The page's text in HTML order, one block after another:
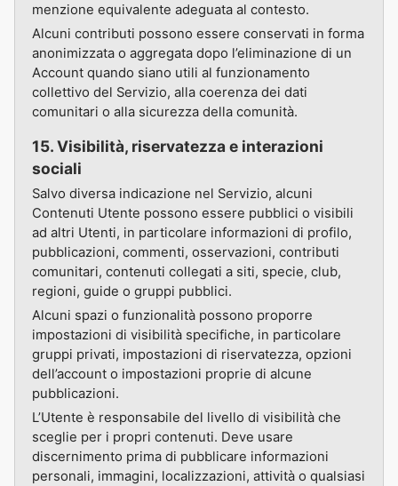
menzione equivalente adeguata al contesto.
Alcuni contributi possono essere conservati in forma
anonimizzata o aggregata dopo l’eliminazione di un
Account quando siano utili al funzionamento
collettivo del Servizio, alla coerenza dei dati
comunitari o alla sicurezza della comunità.
15. Visibilità, riservatezza e interazioni
sociali
Salvo diversa indicazione nel Servizio, alcuni
Contenuti Utente possono essere pubblici o visibili
ad altri Utenti, in particolare informazioni di profilo,
pubblicazioni, commenti, osservazioni, contributi
comunitari, contenuti collegati a siti, specie, club,
regioni, guide o gruppi pubblici.
Alcuni spazi o funzionalità possono proporre
impostazioni di visibilità specifiche, in particolare
gruppi privati, impostazioni di riservatezza, opzioni
dell’account o impostazioni proprie di alcune
pubblicazioni.
L’Utente è responsabile del livello di visibilità che
sceglie per i propri contenuti. Deve usare
discernimento prima di pubblicare informazioni
personali, immagini, localizzazioni, attività o qualsiasi